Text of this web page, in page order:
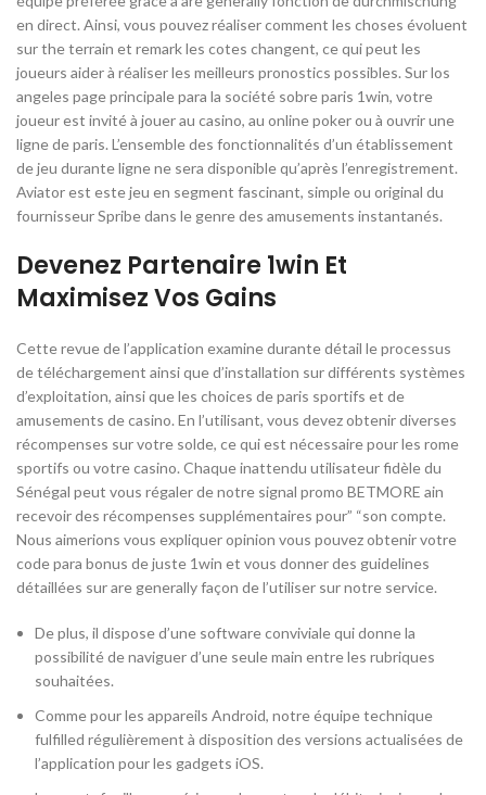
en direct. Ainsi, vous pouvez réaliser comment les choses évoluent
sur the terrain et remark les cotes changent, ce qui peut les
joueurs aider à réaliser les meilleurs pronostics possibles. Sur los
angeles page principale para la société sobre paris 1win, votre
joueur est invité à jouer au casino, au online poker ou à ouvrir une
ligne de paris. L’ensemble des fonctionnalités d’un établissement
de jeu durante ligne ne sera disponible qu’après l’enregistrement.
Aviator est este jeu en segment fascinant, simple ou original du
fournisseur Spribe dans le genre des amusements instantanés.
Devenez Partenaire 1win Et
Maximisez Vos Gains
Cette revue de l’application examine durante détail le processus
de téléchargement ainsi que d’installation sur différents systèmes
d’exploitation, ainsi que les choices de paris sportifs et de
amusements de casino. En l’utilisant, vous devez obtenir diverses
récompenses sur votre solde, ce qui est nécessaire pour les rome
sportifs ou votre casino. Chaque inattendu utilisateur fidèle du
Sénégal peut vous régaler de notre signal promo BETMORE ain
recevoir des récompenses supplémentaires pour” “son compte.
Nous aimerions vous expliquer opinion vous pouvez obtenir votre
code para bonus de juste 1win et vous donner des guidelines
détaillées sur are generally façon de l’utiliser sur notre service.
De plus, il dispose d’une software conviviale qui donne la
possibilité de naviguer d’une seule main entre les rubriques
souhaitées.
Comme pour les appareils Android, notre équipe technique
fulfilled régulièrement à disposition des versions actualisées de
l’application pour les gadgets iOS.